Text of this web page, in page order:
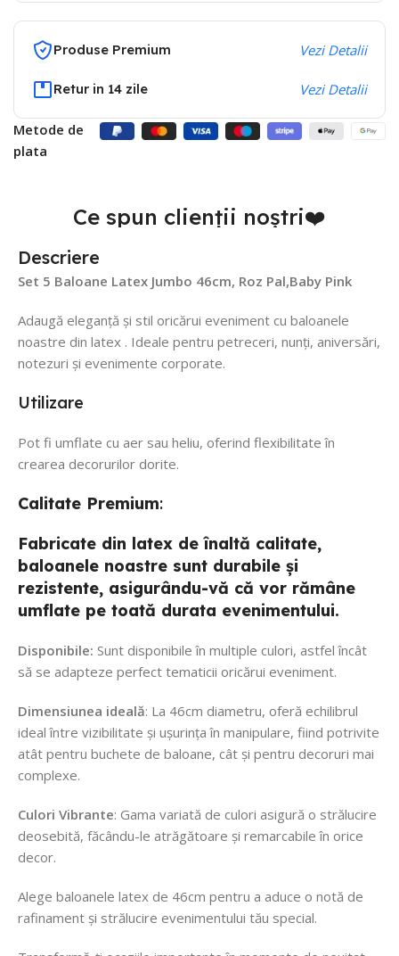
Produse Premium Vezi Detalii
Retur in 14 zile Vezi Detalii
Metode de
plata
Ce spun clienții noștri❤️
Descriere
Set 5 Baloane Latex Jumbo 46cm, Roz Pal,Baby Pink
Adaugă eleganță și stil oricărui eveniment cu baloanele
noastre din latex . Ideale pentru petreceri, nunți, aniversări,
notezuri și evenimente corporate.
Utilizare
Pot fi umflate cu aer sau heliu, oferind flexibilitate în
crearea decorurilor dorite.
Calitate Premium:
Fabricate din latex de înaltă calitate,
baloanele noastre sunt durabile și
rezistente, asigurându-vă că vor rămâne
umflate pe toată durata evenimentului.
Disponibile: Sunt disponibile în multiple culori, astfel încât
să se adapteze perfect tematicii oricărui eveniment.
Dimensiunea ideală: La 46cm diametru, oferă echilibrul
ideal între vizibilitate și ușurința în manipulare, fiind potrivite
atât pentru buchete de baloane, cât și pentru decoruri mai
complexe.
Culori Vibrante: Gama variată de culori asigură o strălucire
deosebită, făcându-le atrăgătoare și remarcabile în orice
decor.
Alege baloanele latex de 46cm pentru a aduce o notă de
rafinament și strălucire evenimentului tău special.